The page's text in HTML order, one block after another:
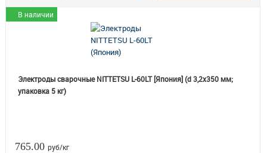
В наличии
Электроды сварочные NITTETSU L-60LT [Япония] (d 3,2х350 мм;
упаковка 5 кг)
765.00 руб/кг